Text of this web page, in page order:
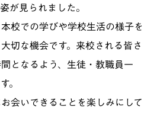
が見られました。
校での学びや学校生活の様子を
切な機会です。来校される皆さ
となるよう、生徒・教職員一
。
会いできることを楽しみにして